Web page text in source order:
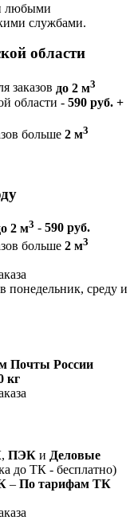
любыми
службами.
области
заказов до 2 м3
области - 590 руб. +
больше 2 м3
2 м3 - 590 руб.
больше 2 м3
понедельник, среду и
Почты России
кг
, ПЭК и Деловые
до ТК - бесплатно)
– По тарифам ТК